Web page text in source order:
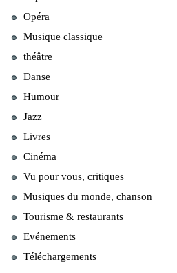
Opéra
Musique classique
théâtre
Danse
Humour
Jazz
Livres
Cinéma
Vu pour vous, critiques
Musiques du monde, chanson
Tourisme & restaurants
Evénements
Téléchargements